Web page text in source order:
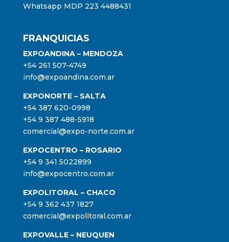
Whatsapp MDP 223 4488431
FRANQUICIAS
EXPOANDINA – MENDOZA
+54 261 507-4749
info@expoandina.com.ar
EXPONORTE – SALTA
+54 387 620-0998
+54 9 387 488-5918
comercial@expo-norte.com.ar
EXPOCENTRO – ROSARIO
+54 9 341 5022899
info@expocentro.com.ar
EXPOLITORAL – CHACO
+54 9 362 437 1827
comercial@expolitoral.com.ar
EXPOVALLE – NEUQUEN